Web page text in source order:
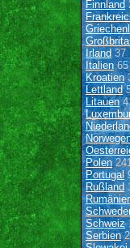
Finnland
Irland 37
Italien65
Kroatien
Lettland
Litauen
Polen
Portugal
Rußland
Schweiz
Serbien2